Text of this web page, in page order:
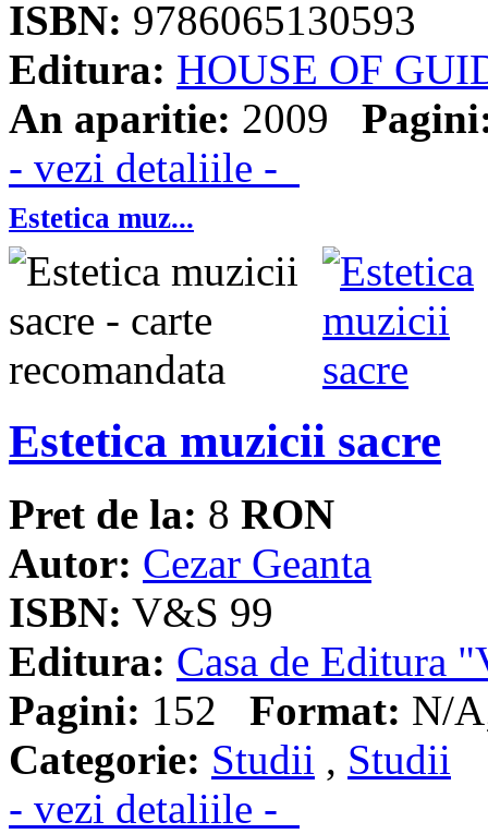
ISBN: 9786065130593
Editura: HOUSE OF
An aparitie: 2009
- vezi detaliile -
Estetica muz...
Estetica muzicii sacre
Pret de la: 8 RON
Autor: Cezar Geanta
ISBN: V&S 99
Editura: Casa de Editura
Pagini: 152 Format: N/
Categorie: Studii , Studii
- vezi detaliile -